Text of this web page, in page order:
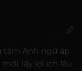
tâm Anh ngữ áp
lấy lợi ích lâu